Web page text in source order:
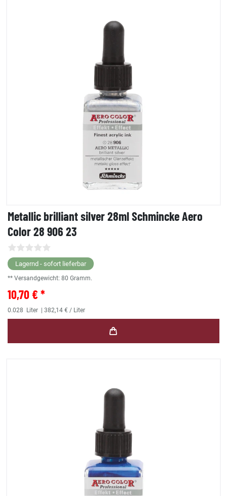
Metallic brilliant silver 28ml Schmincke Aero
Color 28 906 23
Lagernd - sofort lieferbar
** Versandgewicht: 80 Gramm.
10,70 € *
0.028 Liter | 382,14 € / Liter